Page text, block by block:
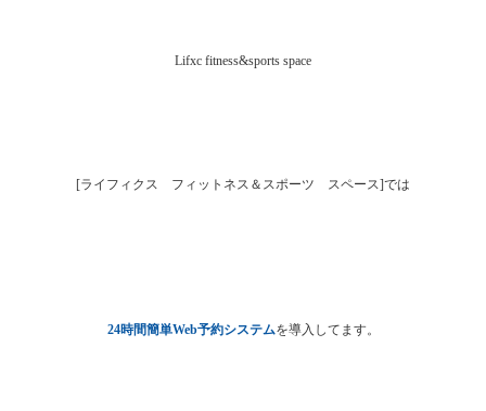
Lifxc fitness&sports space
[ライフィクス フィットネス＆スポーツ スペース]では
24時間簡単Web予約システムを導入してます。